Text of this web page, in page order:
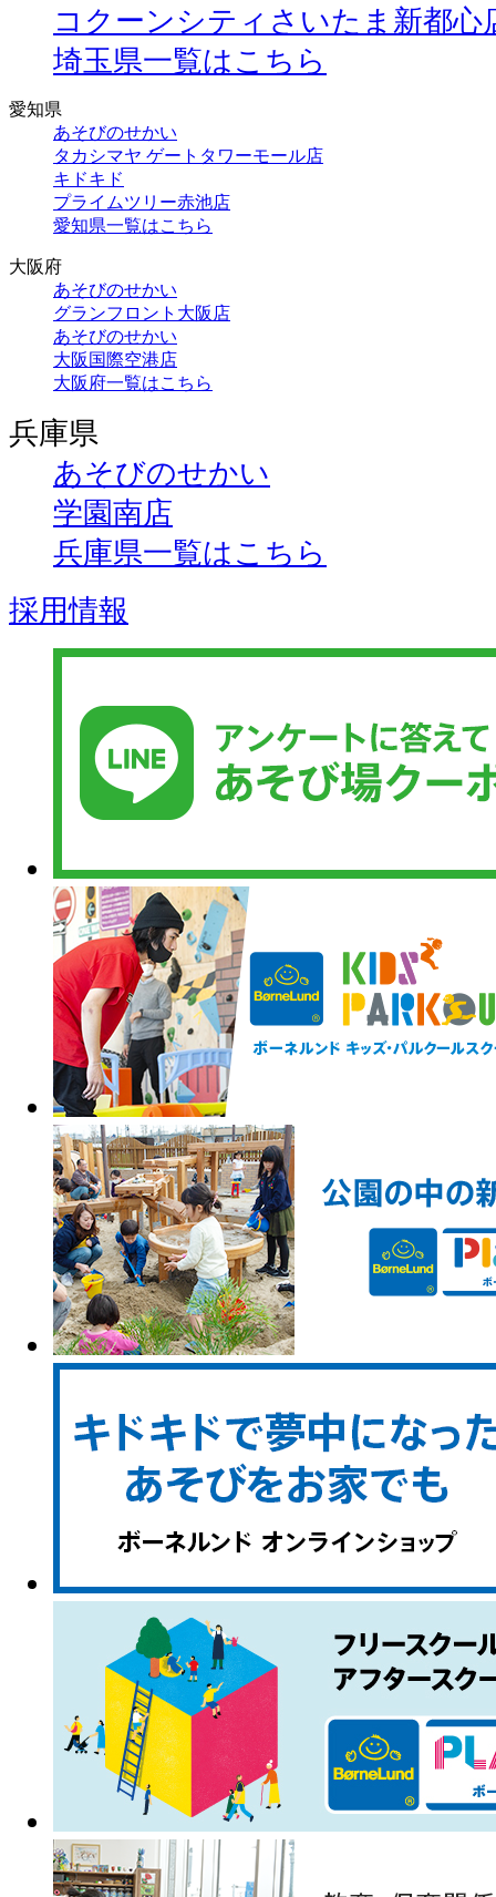
コクーンシティさいたま新都心
埼玉県一覧はこちら
愛知県
あそびのせかい
タカシマヤ ゲートタワーモール店
キドキド
プライムツリー赤池店
愛知県一覧はこちら
大阪府
あそびのせかい
グランフロント大阪店
あそびのせかい
大阪国際空港店
大阪府一覧はこちら
兵庫県
あそびのせかい
学園南店
兵庫県一覧はこちら
採用情報